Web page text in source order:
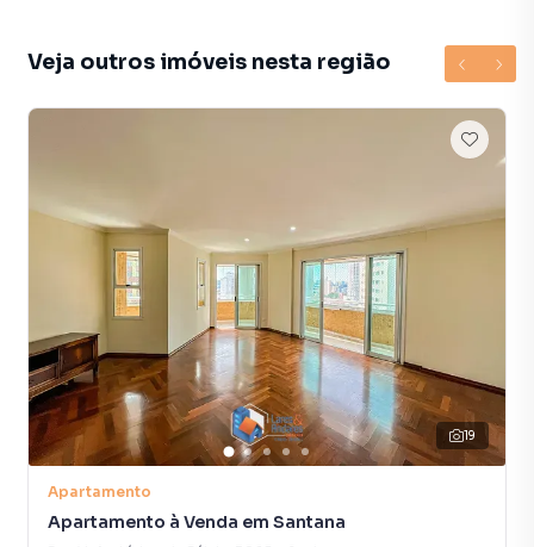
Veja outros imóveis nesta região
19
Apartamento
Apartamento à Venda em Santana